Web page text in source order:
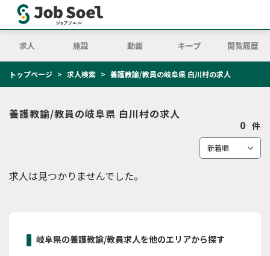
求人 施設 動画 キープ 閲覧履歴
トップページ 求人検索 養護教諭/教員の岐阜県 白川村の求人
養護教諭/教員の岐阜県 白川村の求人
0 件
求人は見つかりませんでした。
岐阜県の養護教諭/教員求人を他のエリアから探す